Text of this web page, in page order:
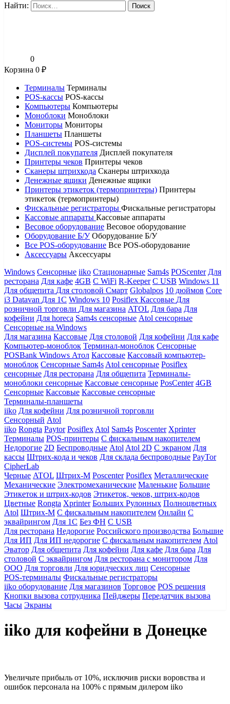
Найти:
0
Корзина 0 ₽
Терминалы Терминалы
POS-кассы POS-кассы
Компьютеры Компьютеры
Моноблоки Моноблоки
Мониторы Мониторы
Планшеты Планшеты
POS-системы POS-системы
Дисплей покупателя Дисплей покупателя
Принтеры чеков Принтеры чеков
Сканеры штрихкода Сканеры штрихкода
Денежные ящики Денежные ящики
Принтеры этикеток (термопринтеры) Принтеры
этикеток (термопринтеры)
Фискальные регистраторы Фискальные регистраторы
Кассовые аппараты Кассовые аппараты
Весовое оборудование Весовое оборудование
Оборудование Б/У Оборудование Б/У
Все POS-оборудование Все POS-оборудование
Аксессуары Аксессуары
Windows Сенсорные iiko Стационарные Sam4s POScenter Для
ресторана Для кафе 4GB С WiFi R-Keeper С USB Windows 11
Для общепита Для столовой Смарт Globalpos 10 дюймов Core
i3 Datavan Для 1С Windows 10 Posiflex Кассовые Для
розничной торговли Для магазина ATOL Для бара Для
кофейни Для horeca Sam4s сенсорные Atol сенсорные
Сенсорные на Windows
Для магазина Кассовые Для столовой Для кофейни Для кафе
Компьютер-моноблок Терминал-моноблок Сенсорные
POSBank Windows Атол Кассовые Кассовый компьютер-
моноблок Сенсорные Sam4s Atol сенсорные Posiflex
сенсорные Для ресторана Для общепита Терминалы-
моноблоки сенсорные Кассовые сенсорные PosCenter 4GB
Сенсорные Кассовые Кассовые сенсорные
Терминалы-планшеты
iiko Для кофейни Для розничной торговли
Сенсорный Atol
iiko Rongta Paytor Posiflex Atol Sam4s Poscenter Xprinter
Терминалы POS-принтеры С фискальным накопителем
Недорогие 2D Беспроводные Atol Atol 2D С экраном Для
кассы Штрих-кода и чеков Для склада беспроводные PayTor
CipherLab
Черные ATOL Штрих-М Poscenter Posiflex Металлические
Механические Электромеханические Маленькие Большие
Этикеток и штрих-кодов Этикеток, чеков, штрих-кодов
Цветные Rongta Xprinter Больших Рулонных Полноцветных
Atol Штрих-М С фискальным накопителем Онлайн С
эквайрингом Для 1С Без ФН С USB
Для ресторана Недорогие Российского производства Большие
Для ИП Для ИП недорогие С фискальным накопителем Atol
Эватор Для общепита Для кофейни Для кафе Для бара Для
столовой С эквайрингом Для ресторана с монитором Для
ООО Для торговли Для юридческих лиц Сенсорные
POS-терминалы Фискальные регистраторы
iiko оборудование Для магазинов Торговое POS решения
Кнопки вызова сотрудника Пейджеры Передатчик вызова
Часы Экраны
iiko для кофейни в Донецке
Увеличьте прибыль от 10%, исключив риски воровства и
ошибок персонала на 100% с прямым дилером iiko